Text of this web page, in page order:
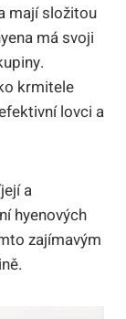
mají složitou
má svoji
krmitele
lovci a
a
hyenových
zajímavým